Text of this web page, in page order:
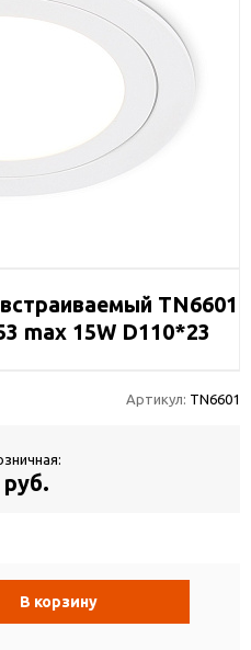
TN6601
max 15W D110*23
Артикул: TN6601
руб.
В корзину